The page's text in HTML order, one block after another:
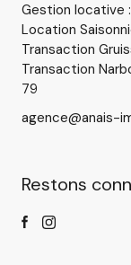
Gestion locative
Location
Transaction
Transaction
79
agence@anais-
Restons